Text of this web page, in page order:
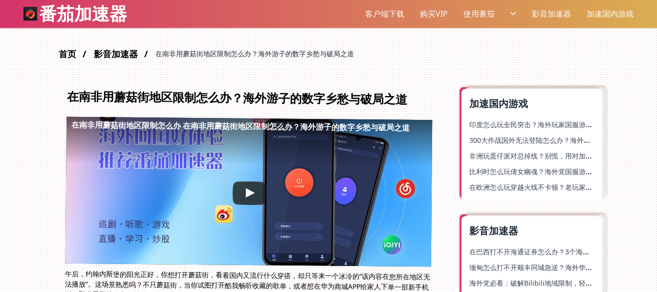
番茄加速器 客户端下载 购买VIP 使用番茄 影音加速器 加速国内游戏
首页 影音加速器 在南非用蘑菇街地区限制怎么办？海外游子的数字乡愁与破局之道
在南非用蘑菇街地区限制怎么办？海外游子的数字乡愁与破局之道
在南非用蘑菇街地区限制怎么办在南非用蘑菇街地区限制怎么办？海外游子的数字乡愁与破局之道
午后，约翰内斯堡的阳光正好，你想打开蘑菇街，看看国内又流行什么穿搭，却只等来一个冰冷的“该内容在您所在地区无
法播放”。这场景熟悉吗？不只蘑菇街，当你试图打开酷我畅听收藏的歌单，或者想在华为商城APP给家人下单一部新手机
时，那道无形的数字围墙总会准时出现。在南非用蘑菇街地区限制怎么办？这背后是版权协议与网络政策筑起的高墙，它
隔开的不仅是应用访问权限，更是一份随时连接故土文化的情感需求。别急，这篇文章就是为你准备的指南，我们将一步
加速国内游戏
印度怎么玩全民突击？海外玩家国服游戏加速器终极指南（附原神延迟优化+精灵之境加速器选择）
300大作战国外无法登陆怎么办？海外玩家国服畅玩终极指南（附实测推荐）
非洲玩蛋仔派对总掉线？别慌，用对加速器就能丝滑开跑！
比利时怎么玩倩女幽魂？海外党国服游戏加速避坑指南（附实测推荐）
在欧洲怎么玩穿越火线不卡顿？老玩家亲测有效的加速器选择指南
影音加速器
在巴西打不开海通证券怎么办？3个海外生活痛点的统一解决方案
缅甸怎么打不开顺丰同城急送？海外华人必备的回国加速指南（附B站会员游戏解决方案）
海外党必看：破解Bilibili地域限制，轻松追剧听歌还能流畅理财的实用指南